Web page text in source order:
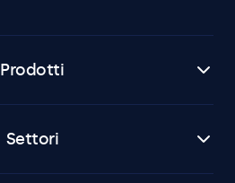
Prodotti
Settori